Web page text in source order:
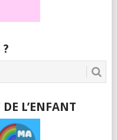
L’ENFANT